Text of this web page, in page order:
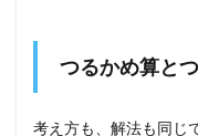
つるかめ算と
考え方も、解法も同じ